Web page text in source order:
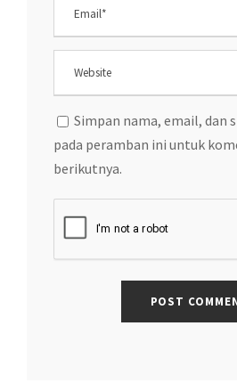
Simpan nama, email, dan
pada peramban ini untuk
berikutnya.